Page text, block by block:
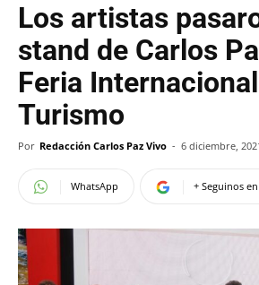
Los artistas
stand de Carlos
Feria
Turismo
Por Redacción Carlos Paz Vivo - 6 diciembre,
WhatsApp + Seguinos